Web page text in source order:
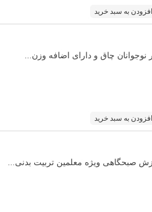
به سبد خرید
چاق و دارای اضافه وزن...
به سبد خرید
ویژه معلمین تربیت بدنی...